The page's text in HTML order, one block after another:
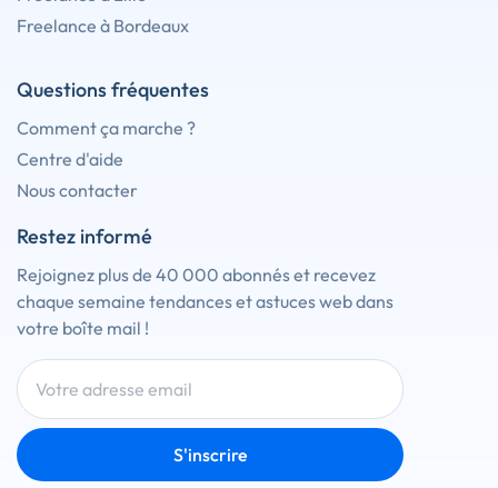
Freelance à Bordeaux
Questions fréquentes
Comment ça marche ?
Centre d'aide
Nous contacter
Restez informé
Rejoignez plus de 40 000 abonnés et recevez
chaque semaine tendances et astuces web dans
votre boîte mail !
S'inscrire